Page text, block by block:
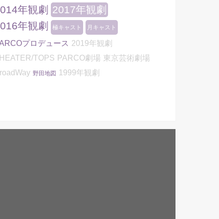
年観劇 2017年観劇
年観劇
極キャスト 月キャスト
プロデュース 2019年観劇
TOPS PARCO劇場 東京芸術劇場
野田地図 1999年観劇